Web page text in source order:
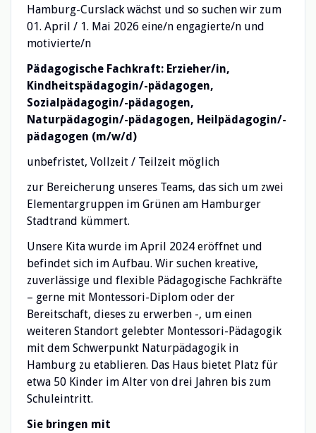
Hamburg-Curslack wächst und so suchen wir zum
01. April / 1. Mai 2026 eine/n engagierte/n und
motivierte/n
Pädagogische Fachkraft: Erzieher/in,
Kindheitspädagogin/-pädagogen,
Sozialpädagogin/-pädagogen,
Naturpädagogin/-pädagogen, Heilpädagogin/-
pädagogen (m/w/d)
unbefristet, Vollzeit / Teilzeit möglich
zur Bereicherung unseres Teams, das sich um zwei
Elementargruppen im Grünen am Hamburger
Stadtrand kümmert.
Unsere Kita wurde im April 2024 eröffnet und
befindet sich im Aufbau. Wir suchen kreative,
zuverlässige und flexible Pädagogische Fachkräfte
– gerne mit Montessori-Diplom oder der
Bereitschaft, dieses zu erwerben -, um einen
weiteren Standort gelebter Montessori-Pädagogik
mit dem Schwerpunkt Naturpädagogik in
Hamburg zu etablieren. Das Haus bietet Platz für
etwa 50 Kinder im Alter von drei Jahren bis zum
Schuleintritt.
Sie bringen mit